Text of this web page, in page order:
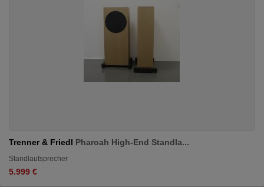
Trenner & Friedl Pharoah High-End Standla...
Standlautsprecher
5.999 €